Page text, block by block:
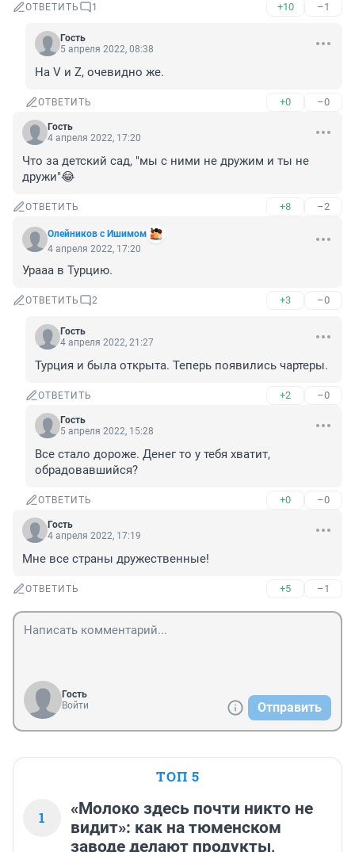
ОТВЕТИТЬ 1 +10 –1
Гость
5 апреля 2022, 08:38
На V и Z, очевидно же.
ОТВЕТИТЬ +0 –0
Гость
4 апреля 2022, 17:20
Что за детский сад, "мы с ними не дружим и ты не
дружи"😂
ОТВЕТИТЬ +8 –2
Олейников с Ишимом
4 апреля 2022, 17:20
Урааа в Турцию.
ОТВЕТИТЬ 2 +3 –0
Гость
4 апреля 2022, 21:27
Турция и была открыта. Теперь появились чартеры.
ОТВЕТИТЬ +2 –0
Гость
5 апреля 2022, 15:28
Все стало дороже. Денег то у тебя хватит,
обрадовавшийся?
ОТВЕТИТЬ +0 –0
Гость
4 апреля 2022, 17:19
Мне все страны дружественные!
ОТВЕТИТЬ +5 –1
Гость
Войти
Отправить
ТОП 5
1
«Молоко здесь почти никто не
видит»: как на тюменском
заводе делают продукты,